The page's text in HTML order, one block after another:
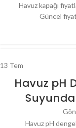
Havuz kapağı
Güncel
13 Tem
Havuz pH
Havuz pH